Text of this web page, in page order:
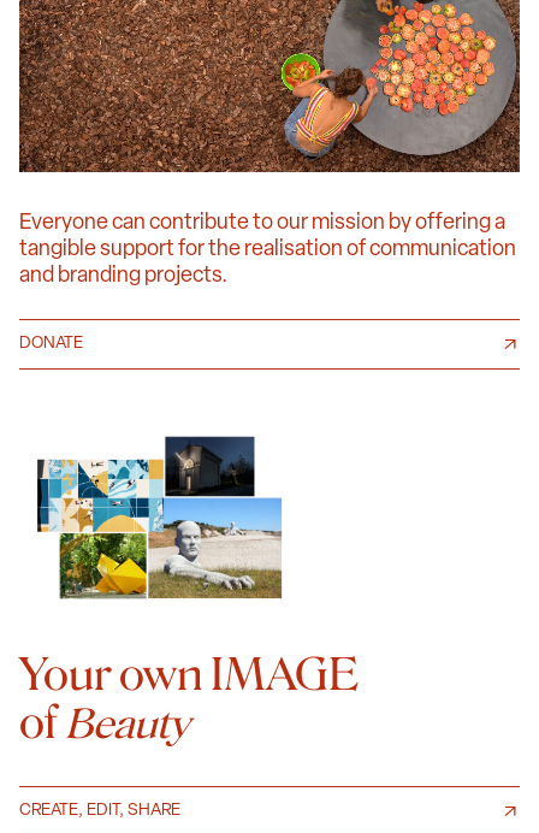
Everyone can contribute to our mission by offering a
tangible support for the realisation of communication
and branding projects.
DONATE
Your own IMAGE
of Beauty
CREATE, EDIT, SHARE